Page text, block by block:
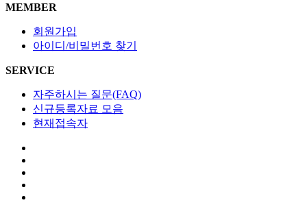
MEMBER
회원가입
아이디/비밀번호 찾기
SERVICE
자주하시는 질문(FAQ)
신규등록자료 모음
현재접속자